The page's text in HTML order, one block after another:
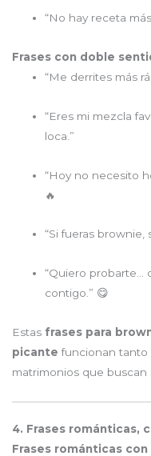
“No hay receta
Frases con doble
“Me derrites más
“Eres mi mezcla
loca.”
“Hoy no necesito
🔥
“Si fueras brownie,
“Quiero probarte…
contigo.” 😋
Estas frases para
picante funcionan tanto
matrimonios que buscan
4. Frases románticas,
Frases románticas con